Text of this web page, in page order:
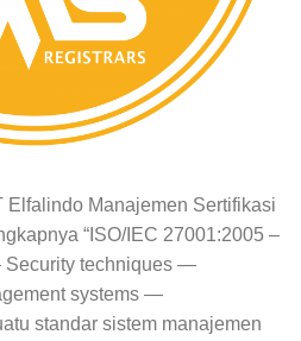
Elfalindo Manajemen Sertifikasi
“ISO/IEC 27001:2005 –
Security techniques —
systems —
standar sistem manajemen